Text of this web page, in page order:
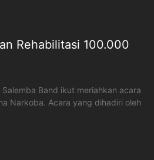
Rehabilitasi 100.000
Band ikut meriahkan acara
Narkoba. Acara yang dihadiri oleh